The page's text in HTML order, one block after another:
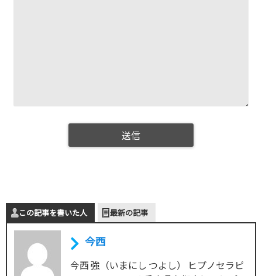
この記事を書いた人 最新の記事
今西
今西 強（いまにし つよし） ヒプノセラピ